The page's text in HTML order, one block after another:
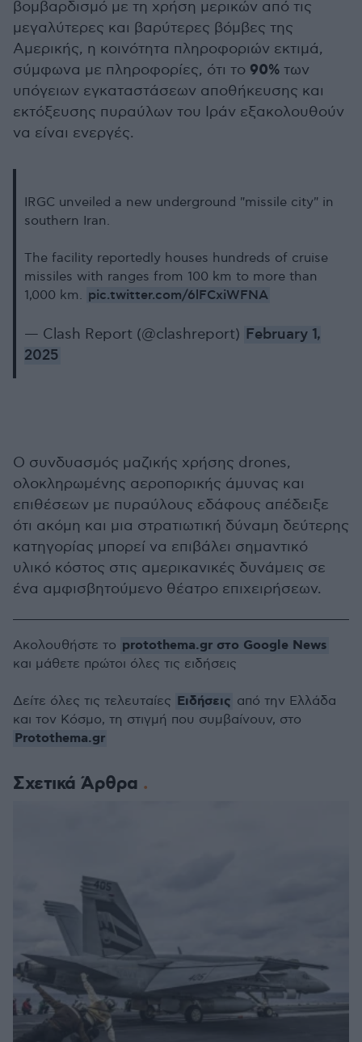
βομβαρδισμό με τη χρήση μερικών από τις
μεγαλύτερες και βαρύτερες βόμβες της
Αμερικής, η κοινότητα πληροφοριών εκτιμά,
σύμφωνα με πληροφορίες, ότι το 90% των
υπόγειων εγκαταστάσεων αποθήκευσης και
εκτόξευσης πυραύλων του Ιράν εξακολουθούν
να είναι ενεργές.
IRGC unveiled a new underground "missile city" in
southern Iran.
The facility reportedly houses hundreds of cruise
missiles with ranges from 100 km to more than
1,000 km. pic.twitter.com/6lFCxiWFNA
— Clash Report (@clashreport) February 1,
2025
Ο συνδυασμός μαζικής χρήσης drones,
ολοκληρωμένης αεροπορικής άμυνας και
επιθέσεων με πυραύλους εδάφους απέδειξε
ότι ακόμη και μια στρατιωτική δύναμη δεύτερης
κατηγορίας μπορεί να επιβάλει σημαντικό
υλικό κόστος στις αμερικανικές δυνάμεις σε
ένα αμφισβητούμενο θέατρο επιχειρήσεων.
Σχετικά Άρθρα
Ακολουθήστε το protothema.gr στο Google News
και μάθετε πρώτοι όλες τις ειδήσεις
Δείτε όλες τις τελευταίες Ειδήσεις από την Ελλάδα
και τον Κόσμο, τη στιγμή που συμβαίνουν, στο
Protothema.gr